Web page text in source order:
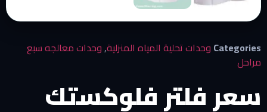
Categories وحدات تحلية المياه المنزلية,وحدات معالجه سبع
مراحل
سعر فلتر فلوكستك